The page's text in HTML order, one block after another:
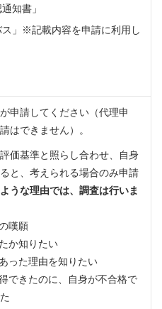
知書」
ス」※記載内容を申請に利用し
申請してください（代理申
はできません）。
価基準と照らし合わせ、自身
と、考えられる場合のみ申請
うな理由では、調査は行いま
嘆願
か知りたい
った理由を知りたい
できたのに、自身が不合格で